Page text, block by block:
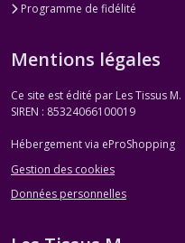
Programme de fidélité
Mentions légales
Ce site est édité par Les Tissus M.
SIREN : 85324066100019
Hébergement via eProShopping
Gestion des cookies
Données personnelles